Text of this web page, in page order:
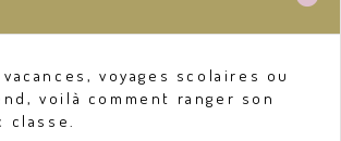
voyages scolaires ou
voilà comment ranger son
classe.